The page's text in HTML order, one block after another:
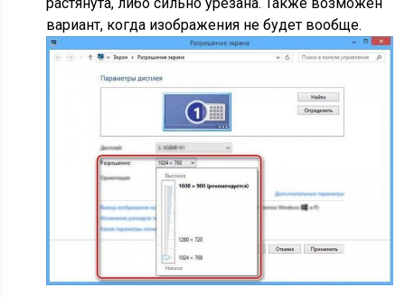
вариант, когда изображения не будет вообще.